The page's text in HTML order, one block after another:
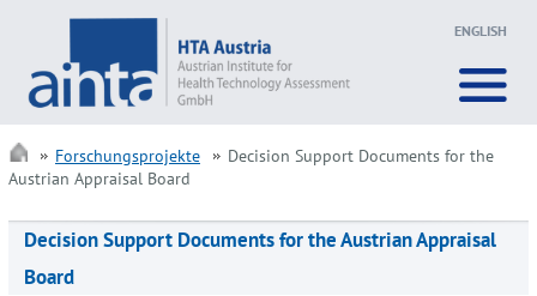
ENGLISH
Forschungsprojekte
Decision Support Documents for the
Austrian Appraisal Board
Decision Support Documents for the Austrian Appraisal
Board